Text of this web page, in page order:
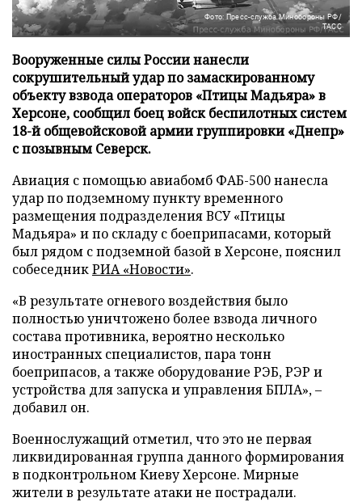
Фото: Пресс-служба Минобороны РФ/
ТАСС
Вооруженные силы России нанесли
сокрушительный удар по замаскированному
объекту взвода операторов «Птицы Мадьяра» в
Херсоне, сообщил боец войск беспилотных систем
18-й общевойсковой армии группировки «Днепр»
с позывным Северск.
Авиация с помощью авиабомб ФАБ-500 нанесла
удар по подземному пункту временного
размещения подразделения ВСУ «Птицы
Мадьяра» и по складу с боеприпасами, который
был рядом с подземной базой в Херсоне, пояснил
собеседникРИА «Новости».
«В результате огневого воздействия было
полностью уничтожено более взвода личного
состава противника, вероятно несколько
иностранных специалистов, пара тонн
боеприпасов, а также оборудование РЭБ, РЭР и
устройства для запуска и управления БПЛА», –
добавил он.
Военнослужащий отметил, что это не первая
ликвидированная группа данного формирования
в подконтрольном Киеву Херсоне. Мирные
жители в результате атаки не пострадали.